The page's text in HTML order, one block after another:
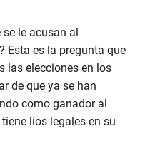
le acusan al
Esta es la pregunta que
las elecciones en los
de que ya se han
como ganador al
líos legales en su